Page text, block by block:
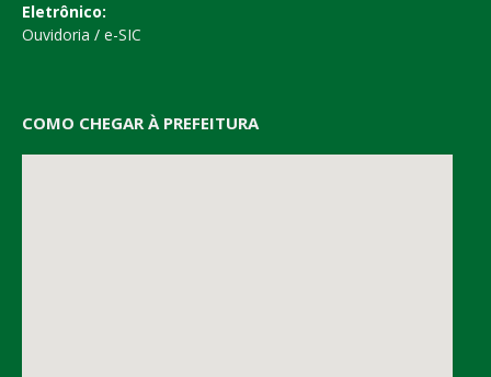
Eletrônico:
Ouvidoria / e-SIC
COMO CHEGAR À PREFEITURA